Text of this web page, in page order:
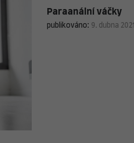
Paraanální váčky
publikováno: 9. dubna 2021